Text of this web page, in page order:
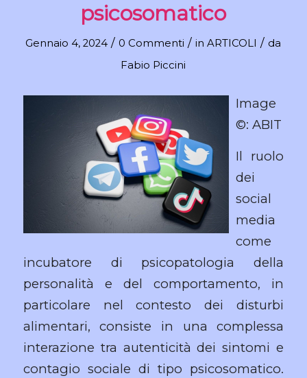
psicosomatico
Gennaio 4, 2024 / 0 Commenti / inARTICOLI / da
Fabio Piccini
Image
©: ABIT
Il ruolo
dei
social
media
come
incubatore di psicopatologia della
personalità e del comportamento, in
particolare nel contesto dei disturbi
alimentari, consiste in una complessa
interazione tra autenticità dei sintomi e
contagio sociale di tipo psicosomatico.